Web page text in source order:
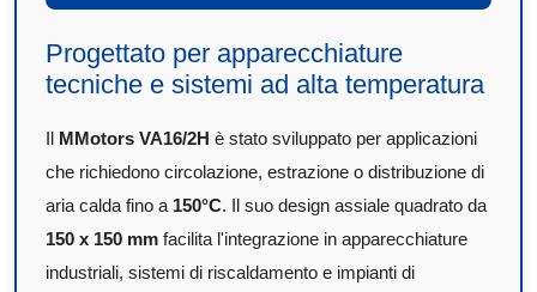
Progettato per apparecchiature
tecniche e sistemi ad alta temperatura
Il MMotors VA16/2H è stato sviluppato per applicazioni
che richiedono circolazione, estrazione o distribuzione di
aria calda fino a 150°C. Il suo design assiale quadrato da
150 x 150 mm facilita l'integrazione in apparecchiature
industriali, sistemi di riscaldamento e impianti di